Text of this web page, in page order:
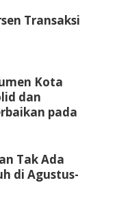
Transaksi
Kota
dan
pada
Tak Ada
di Agustus-